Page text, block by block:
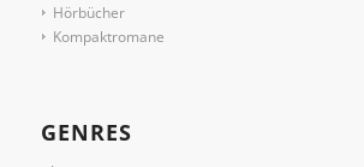
Hörbücher
Kompaktromane
GENRES